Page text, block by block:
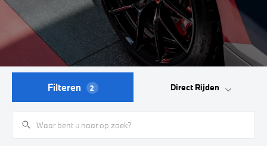
Filteren 2 Direct Rijden